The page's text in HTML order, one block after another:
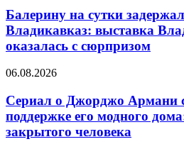
Балерину на сутки
Владикавказ: выставка
оказалась с сюрпризом
06.08.2026
Сериал о Джорджо Армани
поддержке его модного
закрытого человека